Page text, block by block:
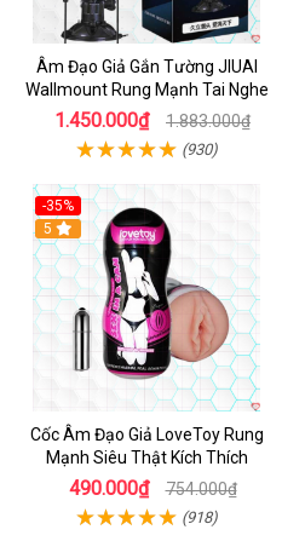
Âm Đạo Giả Gắn Tường JIUAI
Wallmount Rung Mạnh Tai Nghe
1.450.000₫ 1.883.000₫
(930)
-35%
5
Cốc Âm Đạo Giả LoveToy Rung
Mạnh Siêu Thật Kích Thích
490.000₫ 754.000₫
(918)